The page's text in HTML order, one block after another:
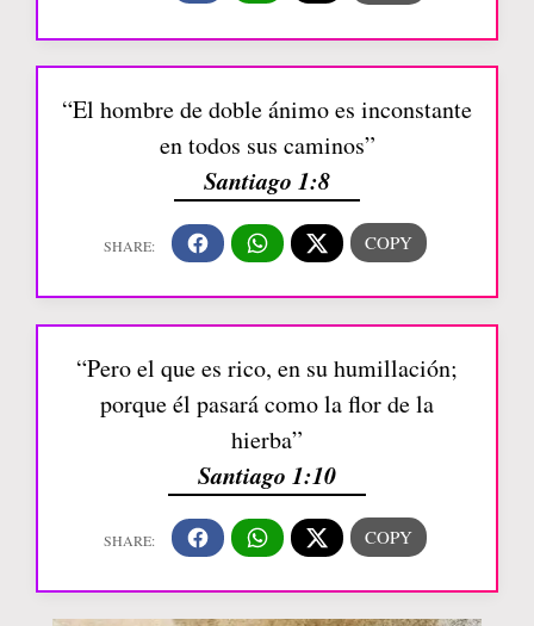
“El hombre de doble ánimo es inconstante
en todos sus caminos”
Santiago 1:8
“Pero el que es rico, en su humillación;
porque él pasará como la flor de la
hierba”
Santiago 1:10